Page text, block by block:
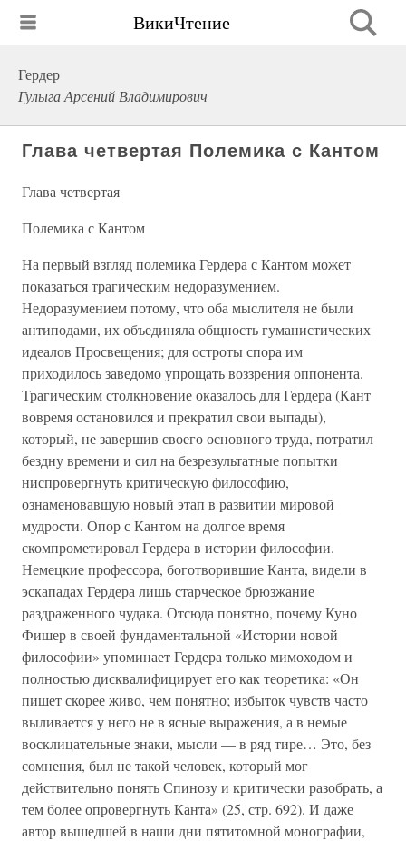
ВикиЧтение
Гердер
Гулыга Арсений Владимирович
Глава четвертая Полемика с Кантом
Глава четвертая
Полемика с Кантом
На первый взгляд полемика Гердера с Кантом может
показаться трагическим недоразумением.
Недоразумением потому, что оба мыслителя не были
антиподами, их объединяла общность гуманистических
идеалов Просвещения; для остроты спора им
приходилось заведомо упрощать воззрения оппонента.
Трагическим столкновение оказалось для Гердера (Кант
вовремя остановился и прекратил свои выпады),
который, не завершив своего основного труда, потратил
бездну времени и сил на безрезультатные попытки
ниспровергнуть критическую философию,
ознаменовавшую новый этап в развитии мировой
мудрости. Опор с Кантом на долгое время
скомпрометировал Гердера в истории философии.
Немецкие профессора, боготворившие Канта, видели в
эскападах Гердера лишь старческое брюзжание
раздраженного чудака. Отсюда понятно, почему Куно
Фишер в своей фундаментальной «Истории новой
философии» упоминает Гердера только мимоходом и
полностью дисквалифицирует его как теоретика: «Он
пишет скорее живо, чем понятно; избыток чувств часто
выливается у него не в ясные выражения, а в немые
восклицательные знаки, мысли — в ряд тире… Это, без
сомнения, был не такой человек, который мог
действительно понять Спинозу и критически разобрать, а
тем более опровергнуть Канта» (25, стр. 692). И даже
автор вышедшей в наши дни пятитомной монографии,